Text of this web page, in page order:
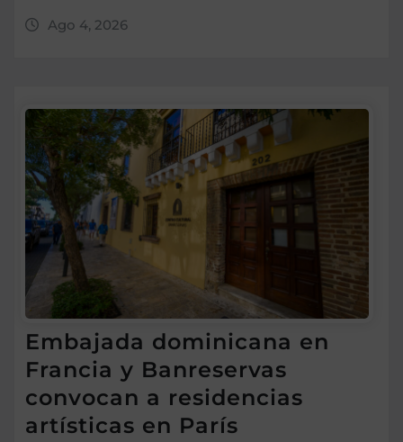
Ago 4, 2026
Embajada dominicana en
Francia y Banreservas
convocan a residencias
artísticas en París